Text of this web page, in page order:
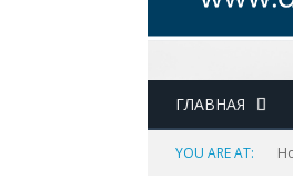
ГЛАВНАЯ
YOU ARE AT: